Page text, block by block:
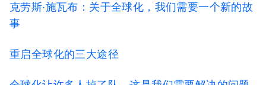
克劳斯·施瓦布：关于全球化，我们需要一个新的故
事
重启全球化的三大途径